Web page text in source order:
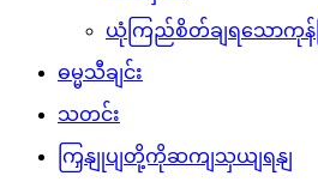
ယုံကြည်စိတ်ချရသောကုန်ကြ
ဓမ္မသီချင်း
သတင်း
ကြှနျုပျတို့ကိုဆကျသှယျရနျ